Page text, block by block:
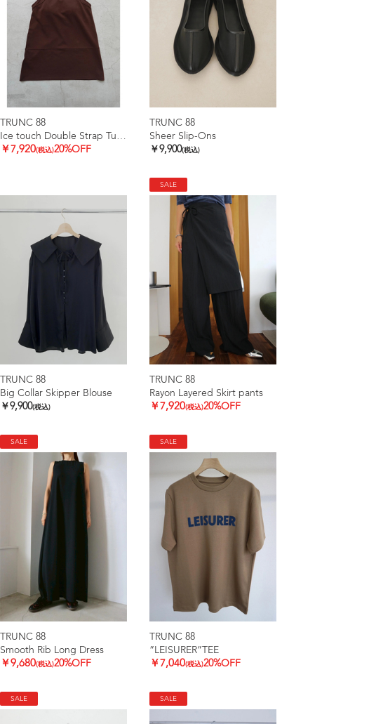
TRUNC 88
Ice touch Double Strap Tunic
￥7,920(税込)20%OFF
TRUNC 88
Sheer Slip-Ons
￥9,900(税込)
TRUNC 88
Big Collar Skipper Blouse
￥9,900(税込)
SALE
TRUNC 88
Rayon Layered Skirt pants
￥7,920(税込)20%OFF
SALE
TRUNC 88
Smooth Rib Long Dress
￥9,680(税込)20%OFF
SALE
TRUNC 88
”LEISURER”TEE
￥7,040(税込)20%OFF
SALE SALE